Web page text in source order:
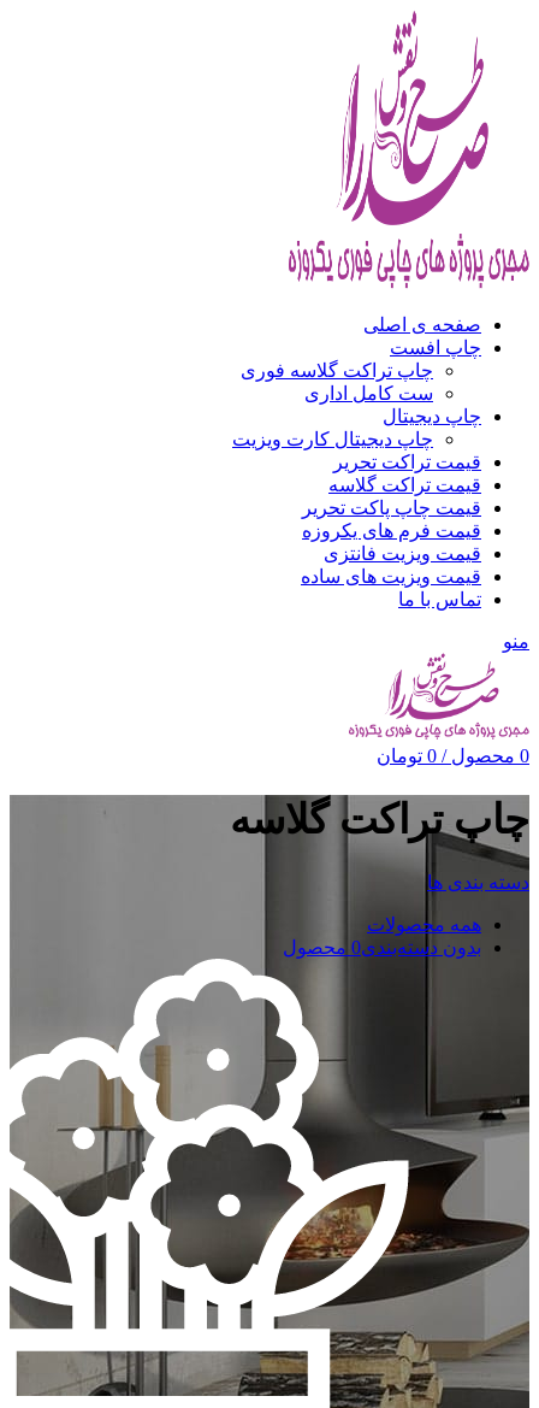
صفحه ی اصلی
چاپ افست
چاپ تراکت گلاسه فوری
ست کامل اداری
چاپ دیجیتال
چاپ دیجیتال کارت ویزیت
قیمت تراکت تحریر
قیمت تراکت گلاسه
قیمت چاپ پاکت تحریر
قیمت فرم های یکروزه
قیمت ویزیت فانتزی
قیمت ویزیت های ساده
تماس با ما
منو
0 محصول /
0 تومان
چاپ تراکت گلاسه
دسته بندی ها
همه محصولات
بدون دسته‌بندی0 محصول